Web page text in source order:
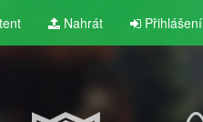
Nahrát Přihlášení